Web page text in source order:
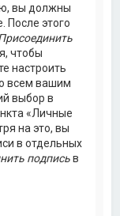
вы должны
После этого
чтобы
настроить
всем вашим
выбор в
«Личные
на это, вы
в отдельных
подписьв